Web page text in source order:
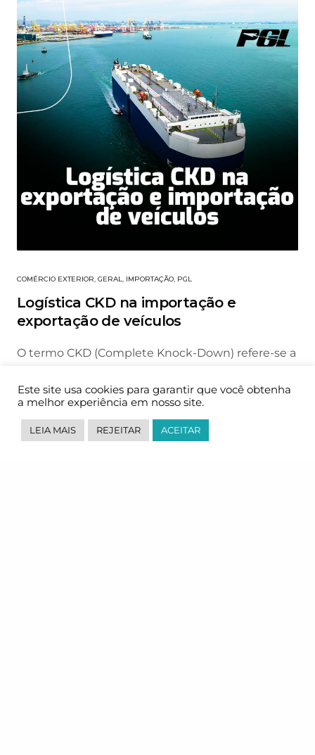
COMÉRCIO EXTERIOR, GERAL, IMPORTAÇÃO, PGL
Logística CKD na importação e
exportação de veículos
O termo CKD (Complete Knock-Down) refere-se a
automotivo, na qual…
06/03/2025
Este site usa cookies para garantir que você obtenha
a melhor experiência em nosso site.
LEIA MAIS REJEITAR ACEITAR